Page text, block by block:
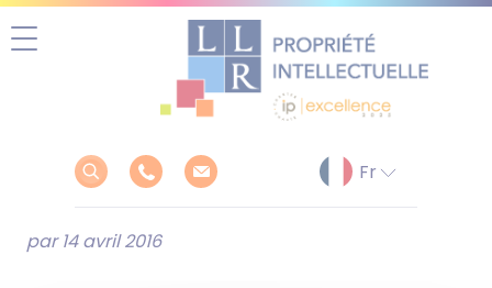
par 14 avril 2016